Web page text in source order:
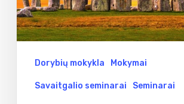
Dorybių mokykla Mokymai
Savaitgalio seminarai Seminarai